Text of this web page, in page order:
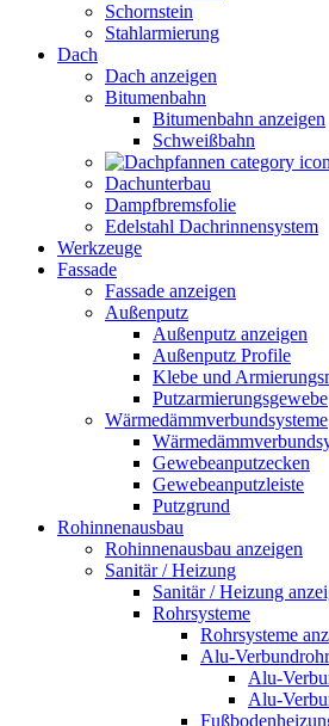
Schornstein
Stahlarmierung
Dach
Dach anzeigen
Bitumenbahn
Bitumenbahn anzeigen
Schweißbahn
Dachunterbau
Dampfbremsfolie
Edelstahl Dachrinnensystem
Werkzeuge
Fassade
Fassade anzeigen
Außenputz
Außenputz anzeigen
Außenputz Profile
Klebe und
Putzarmierungsgewebe
Wärmedämmverbundsysteme
Gewebeanputzecken
Gewebeanputzleiste
Putzgrund
Rohinnenausbau
Rohinnenausbau anzeigen
Sanitär / Heizung
Sanitär / Heizung
Rohrsysteme
Rohrsysteme
Alu-Verbundrohr
Alu-
Alu-